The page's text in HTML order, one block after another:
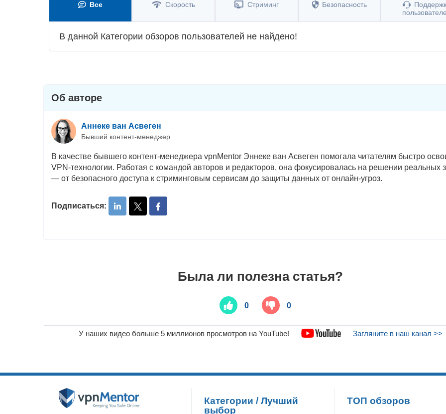
Все Скорость Стриминг Безопасность
В данной Категории обзоров пользователей не найдено!
Об авторе
Аннеке ван Асвеген
Бывший контент-менеджер
В качестве бывшего контент-менеджера vpnMentor Эннеке ван Асвеген помогала читателям быстро
VPN-технологии. Работая с командой авторов и редакторов, она фокусировалась на решении реальных
— от безопасного доступа к стриминговым сервисам до защиты данных от онлайн-угроз.
Подписаться:
Была ли полезна статья?
0 0
У наших видео больше 5 миллионов просмотров на YouTube! Загляните в наш канал >>
Категории / Лучший
выбор
ТОП обзоров